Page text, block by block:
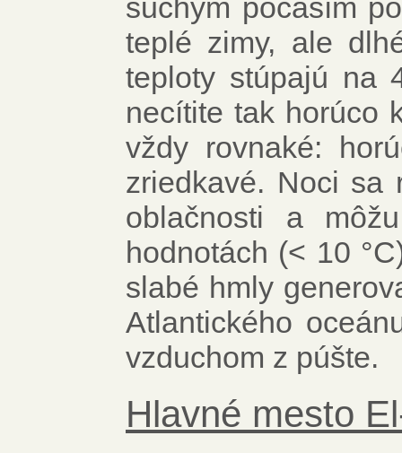
suchým počasím
teplé zimy, ale
teploty stúpajú na
necítite tak horúco
vždy rovnaké:
zriedkavé. Noci sa
oblačnosti a
hodnotách (< 10
slabé hmly
Atlantického
vzduchom z púšte.
Hlavné mesto